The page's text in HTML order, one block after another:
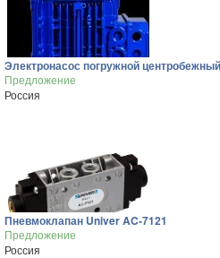
Электронасос погружной
Предложение
Россия
Пневмоклапан Univer AC-7121
Предложение
Россия